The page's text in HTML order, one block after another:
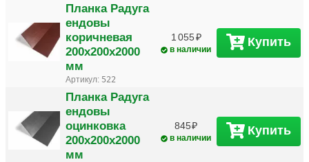
Планка Радуга
ендовы
коричневая
200х200х2000
мм
Артикул: 522
1 055
в наличии
Купить
Планка Радуга
ендовы
оцинковка
200х200х2000
мм
845
в наличии
Купить